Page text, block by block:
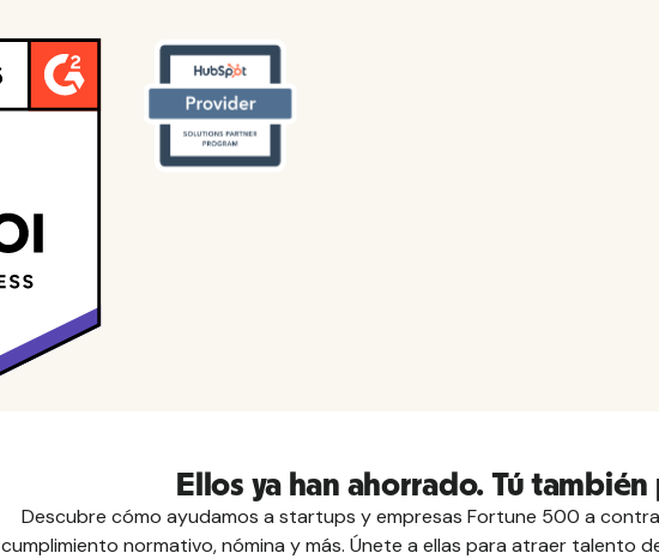
Ellos ya han ahorrado. Tú
Descubre cómo ayudamos a startups y empresas Fortune 500 a
cumplimiento normativo, nómina y más. Únete a ellas para atraer talento